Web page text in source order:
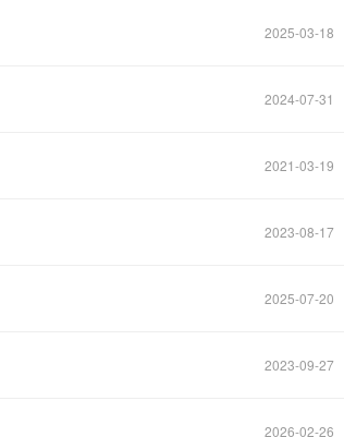
2025-03-18
2024-07-31
2021-03-19
2023-08-17
2025-07-20
2023-09-27
2026-02-26